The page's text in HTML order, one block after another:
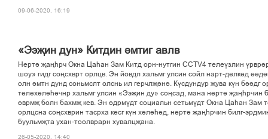
09-06-2020, 16:19
«Ээљин дун» Китдин імтиг авлв
Нерті љањєрч Окна Цаєан Зам Китд орн-нутгин ССТV4 телеўзлин
шоу» гидг соњсхврт орлцв. Эн йовдл хальмг улсин сойл нарт-делкід
олн імтн дунд соньмслт олснь ил герчлљіні. Кўсдундур љува кўн біідг
телехілієічнр хальмг улсин «Ээљин ду» соњсад, мана нерті љањєрчин
ґврмљ болн бахмљ кев. Эн ґдрмўдт социальн сетьмўдт Окна Цаєан Зам
орлцсна соњсхврин тасрха кесг кўн хілієід, нерті љањєрчин билг-
буульмљта ухан-тоолврарн хувалцљана.
26-05-2020, 14:40